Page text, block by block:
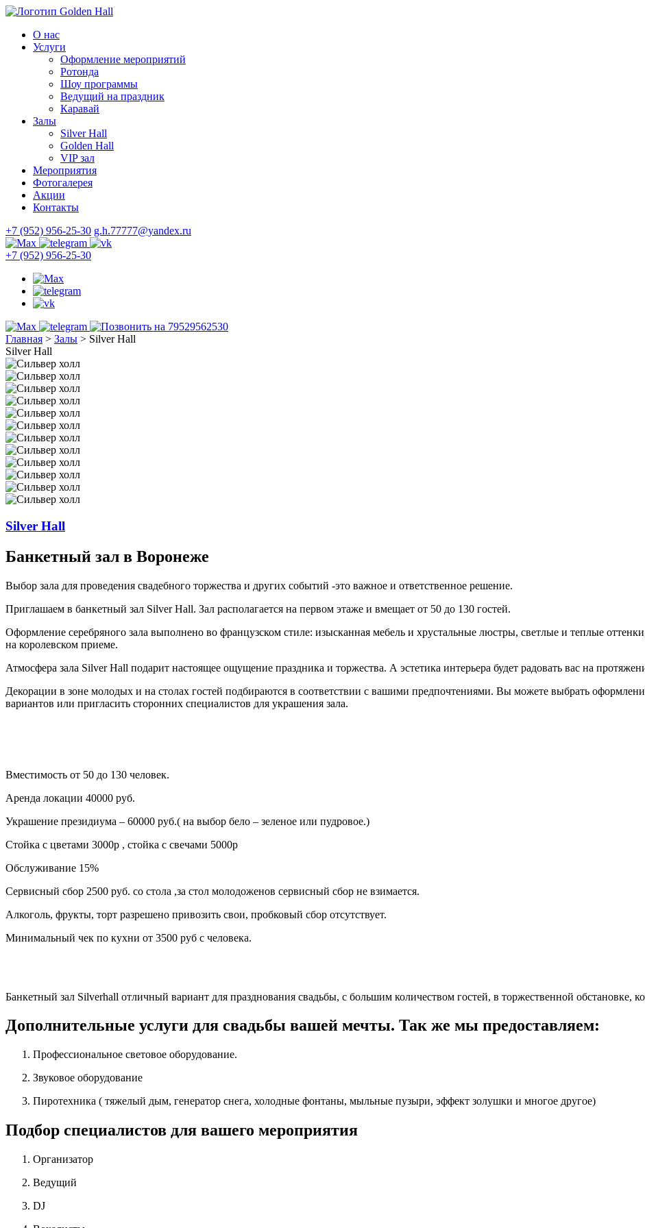
О нас
Услуги
Оформление мероприятий
Ротонда
Шоу программы
Ведущий на праздник
Каравай
Залы
Silver Hall
Golden Hall
VIP зал
Мероприятия
Фотогалерея
Акции
Контакты
+7 (952) 956-25-30 g.h.77777@yandex.ru
+7 (952) 956-25-30
Главная > Залы > Silver Hall
Silver Hall
Silver Hall
Банкетный зал в Воронеже
Выбор зала для проведения свадебного торжества и других событий -это важное и ответственное решение.
Приглашаем в банкетный зал Silver Hall. Зал располагается на первом этаже и вмещает от 50 до 130 гостей.
Оформление серебряного зала выполнено во французском стиле: изысканная мебель и хрустальные люстры, светлые и теплые
на королевском приеме.
Атмосфера зала Silver Hall подарит настоящее ощущение праздника и торжества. А эстетика интерьера будет радовать вас на
Декорации в зоне молодых и на столах гостей подбираются в соответствии с вашими предпочтениями. Вы можете выбрать
вариантов или пригласить сторонних специалистов для украшения зала.
Вместимость от 50 до 130 человек.
Аренда локации 40000 руб.
Украшение президиума – 60000 руб.( на выбор бело – зеленое или пудровое.)
Стойка с цветами 3000р , стойка с свечами 5000р
Обслуживание 15%
Сервисный сбор 2500 руб. со стола ,за стол молодоженов сервисный сбор не взимается.
Алкоголь, фрукты, торт разрешено привозить свои, пробковый сбор отсутствует.
Минимальный чек по кухни от 3500 руб с человека.
Банкетный зал Silverhall отличный вариант для празднования свадьбы, с большим количеством гостей, в торжественной обстановке,
Дополнительные услуги для свадьбы вашей мечты. Так же мы предоставляем:
Профессиональное световое оборудование.
Звуковое оборудование
Пиротехника ( тяжелый дым, генератор снега, холодные фонтаны, мыльные пузыри, эффект золушки и многое другое)
Подбор специалистов для вашего мероприятия
Организатор
Ведущий
DJ